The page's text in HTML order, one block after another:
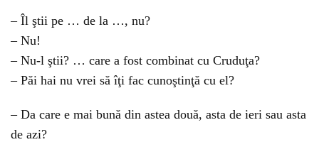
– Îl ştii pe … de la …, nu?
– Nu!
– Nu-l ştii? … care a fost combinat cu Cruduţa?
– Păi hai nu vrei să îţi fac cunoştinţă cu el?
– Da care e mai bună din astea două, asta de ieri sau asta
de azi?